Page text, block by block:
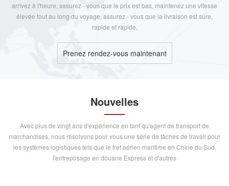
arrivez à l'heure, assurez - vous que le prix est bas, maintenez une vitesse
élevée tout au long du voyage, assurez - vous que la livraison est sûre,
rapide et rapide.
Prenez rendez-vous maintenant
Nouvelles
Avec plus de vingt ans d'expérience en tant qu'agent de transport de
marchandises, nous résolvons pour vous une série de tâches de travail pour
les systèmes logistiques tels que le fret aérien maritime en Chine du Sud,
l'entreposage en douane Express et d'autres